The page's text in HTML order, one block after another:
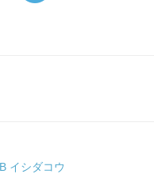
イシダコウ